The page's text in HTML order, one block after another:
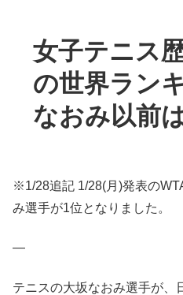
女子テニス
の世界ラン
なおみ以前
※1/28追記 1/28(月)発表の
み選手が1位となりました。
—
テニスの大坂なおみ選手が、